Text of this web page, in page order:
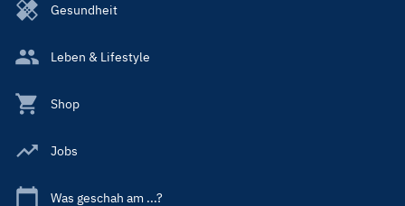
Gesundheit
Leben & Lifestyle
Shop
Jobs
Was geschah am ...?